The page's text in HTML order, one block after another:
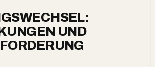
UND